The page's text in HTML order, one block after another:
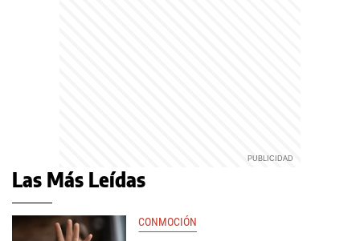
Las Más Leídas
CONMOCIÓN